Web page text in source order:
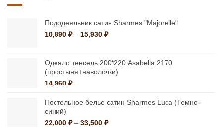
Пододеяльник сатин Sharmes "Majorelle"
10,890 ₽ – 15,930 ₽Диапазон
–
15,930 ₽
Одеяло тенсель 200*220 Asabella 2170
(простыня+наволочки)
14,960 ₽
Постельное белье сатин Sharmes Luca (Темно-
синий)
22,000 ₽ – 33,500 ₽Диапазон